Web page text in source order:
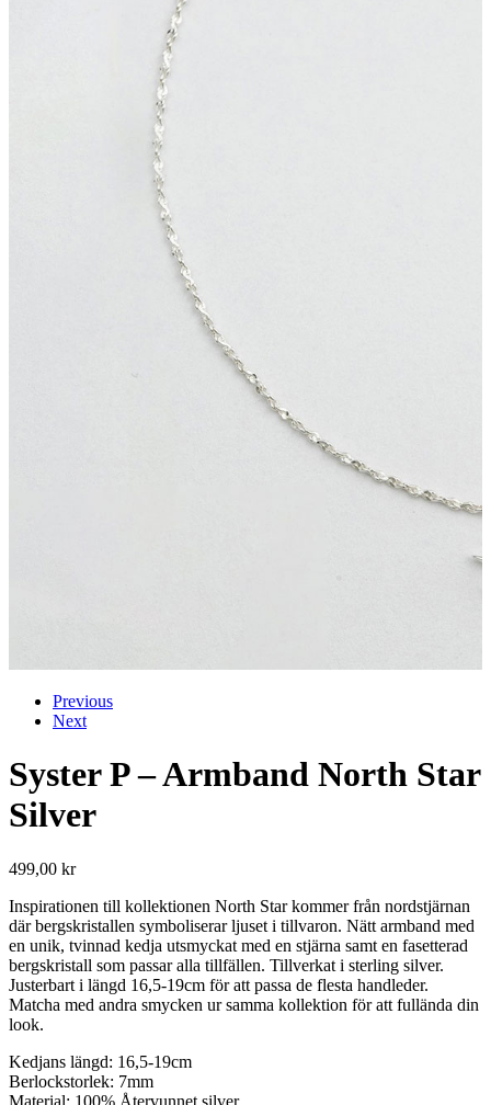
Previous
Next
Syster P – Armband North Star
Silver
499,00 kr
Inspirationen till kollektionen North Star kommer från nordstjärnan
där bergskristallen symboliserar ljuset i tillvaron. Nätt armband med
en unik, tvinnad kedja utsmyckat med en stjärna samt en fasetterad
bergskristall som passar alla tillfällen. Tillverkat i sterling silver.
Justerbart i längd 16,5-19cm för att passa de flesta handleder.
Matcha med andra smycken ur samma kollektion för att fullända din
look.
Kedjans längd: 16,5-19cm
Berlockstorlek: 7mm
Material: 100% Återvunnet silver